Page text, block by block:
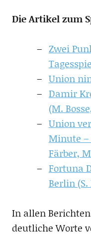
Die Artikel zum
Zwei
Union
Damir
(M.
Union
Minute –
Färber,
Fortuna
Berlin (S.
In allen
deutliche Worte